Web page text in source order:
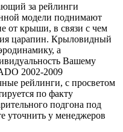
за рейлинги
модели поднимают
от крыши, в связи с чем
царапин. Крыловидный
а
Вашему
2002-2009
рейлинги, с просветом
по факту
подгона под
уточнить у менеджеров